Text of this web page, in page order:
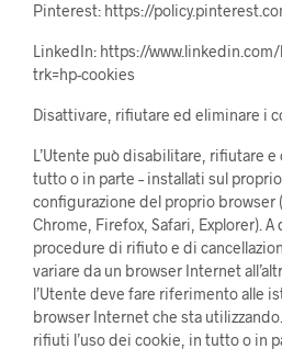
Pinterest: https://
LinkedIn: https://
trk=hp-cookies
Disattivare, rifiutare ed eliminare i
L’Utente può disabilitare, rifiutare e
tutto o in parte – installati sul
configurazione del proprio browser
Chrome, Firefox, Safari, Explorer).
procedure di rifiuto e di
variare da un browser Internet
l’Utente deve fare riferimento alle
browser Internet che sta
rifiuti l’uso dei cookie, in tutto o in